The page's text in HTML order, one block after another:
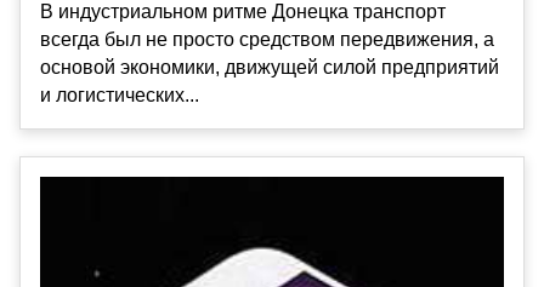
В индустриальном ритме Донецка транспорт
всегда был не просто средством передвижения, а
основой экономики, движущей силой предприятий
и логистических...